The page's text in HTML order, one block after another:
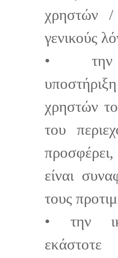
χρηστών /
γενικούς
• την
χρηστών
του
είναι
τους
• την